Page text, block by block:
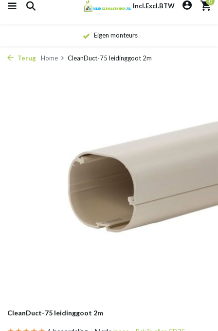
Incl.Excl.BTW
Eigen monteurs
Terug Home CleanDuct-75 leidinggoot 2m
CleanDuct-75 leidinggoot 2m